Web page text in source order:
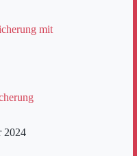
mit
2024